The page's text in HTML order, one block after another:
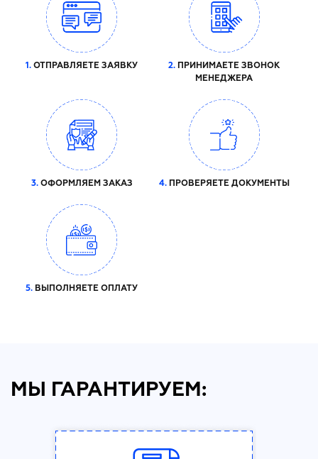
1. ОТПРАВЛЯЕТЕ ЗАЯВКУ 2. ПРИНИМАЕТЕ ЗВОНОК
МЕНЕДЖЕРА
3.ОФОРМЛЯЕМ ЗАКАЗ 4.ПРОВЕРЯЕТЕ ДОКУМЕНТЫ
5. ВЫПОЛНЯЕТЕ ОПЛАТУ
МЫ ГАРАНТИРУЕМ: